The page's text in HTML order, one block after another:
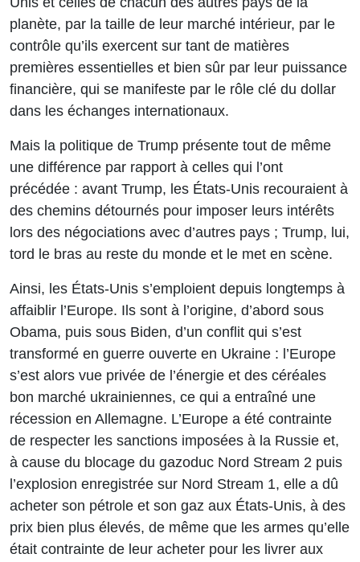
planète, par la taille de leur marché intérieur, par le
contrôle qu’ils exercent sur tant de matières
premières essentielles et bien sûr par leur puissance
financière, qui se manifeste par le rôle clé du dollar
dans les échanges internationaux.
Mais la politique de Trump présente tout de même
une différence par rapport à celles qui l’ont
précédée : avant Trump, les États-Unis recouraient à
des chemins détournés pour imposer leurs intérêts
lors des négociations avec d’autres pays ; Trump, lui,
tord le bras au reste du monde et le met en scène.
Ainsi, les États-Unis s’emploient depuis longtemps à
affaiblir l’Europe. Ils sont à l’origine, d’abord sous
Obama, puis sous Biden, d’un conflit qui s’est
transformé en guerre ouverte en Ukraine : l’Europe
s’est alors vue privée de l’énergie et des céréales
bon marché ukrainiennes, ce qui a entraîné une
récession en Allemagne. L’Europe a été contrainte
de respecter les sanctions imposées à la Russie et,
à cause du blocage du gazoduc Nord Stream 2 puis
l’explosion enregistrée sur Nord Stream 1, elle a dû
acheter son pétrole et son gaz aux États-Unis, à des
prix bien plus élevés, de même que les armes qu’elle
était contrainte de leur acheter pour les livrer aux